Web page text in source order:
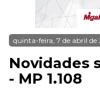
quinta-feira, 7 de abril de
Novidades
- MP 1.108